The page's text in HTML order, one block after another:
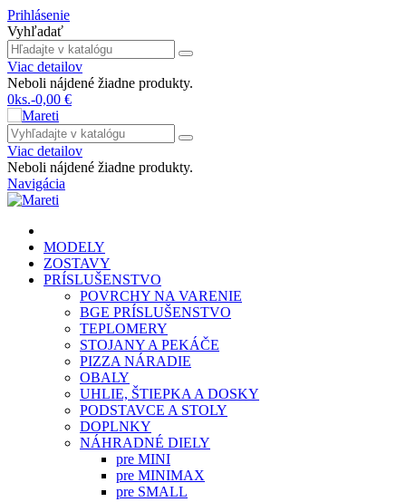
Prihlásenie
Vyhľadať
Viac detailov
Neboli nájdené žiadne produkty.
0ks.-0,00 €
Viac detailov
Neboli nájdené žiadne produkty.
Navigácia
MODELY
ZOSTAVY
PRÍSLUŠENSTVO
POVRCHY NA VARENIE
BGE PRÍSLUŠENSTVO
TEPLOMERY
STOJANY A PEKÁČE
PIZZA NÁRADIE
OBALY
UHLIE, ŠTIEPKA A DOSKY
PODSTAVCE A STOLY
DOPLNKY
NÁHRADNÉ DIELY
pre MINI
pre MINIMAX
pre SMALL